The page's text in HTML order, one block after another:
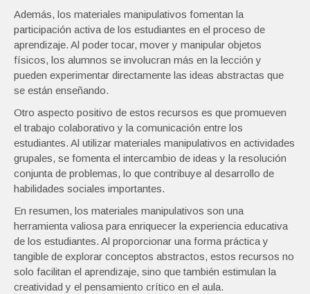
Además, los materiales manipulativos fomentan la
participación activa de los estudiantes en el proceso de
aprendizaje. Al poder tocar, mover y manipular objetos
físicos, los alumnos se involucran más en la lección y
pueden experimentar directamente las ideas abstractas que
se están enseñando.
Otro aspecto positivo de estos recursos es que promueven
el trabajo colaborativo y la comunicación entre los
estudiantes. Al utilizar materiales manipulativos en actividades
grupales, se fomenta el intercambio de ideas y la resolución
conjunta de problemas, lo que contribuye al desarrollo de
habilidades sociales importantes.
En resumen, los materiales manipulativos son una
herramienta valiosa para enriquecer la experiencia educativa
de los estudiantes. Al proporcionar una forma práctica y
tangible de explorar conceptos abstractos, estos recursos no
solo facilitan el aprendizaje, sino que también estimulan la
creatividad y el pensamiento crítico en el aula.